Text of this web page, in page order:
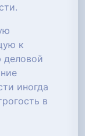
к
деловой
иногда
в